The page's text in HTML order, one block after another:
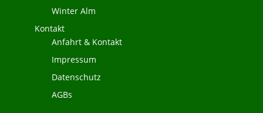
Winter Alm
Kontakt
Anfahrt & Kontakt
Impressum
Datenschutz
AGBs